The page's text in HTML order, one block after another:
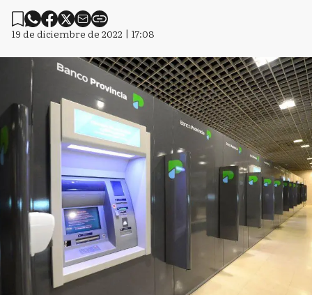
19 de diciembre de 2022 | 17:08